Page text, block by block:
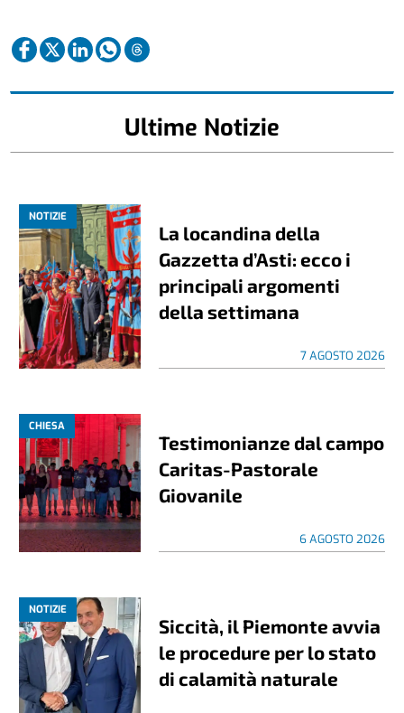
Ultime Notizie
NOTIZIE
La locandina della
Gazzetta d’Asti: ecco i
principali argomenti
della settimana
7 AGOSTO 2026
CHIESA
Testimonianze dal campo
Caritas-Pastorale
Giovanile
6 AGOSTO 2026
NOTIZIE
Siccità, il Piemonte avvia
le procedure per lo stato
di calamità naturale